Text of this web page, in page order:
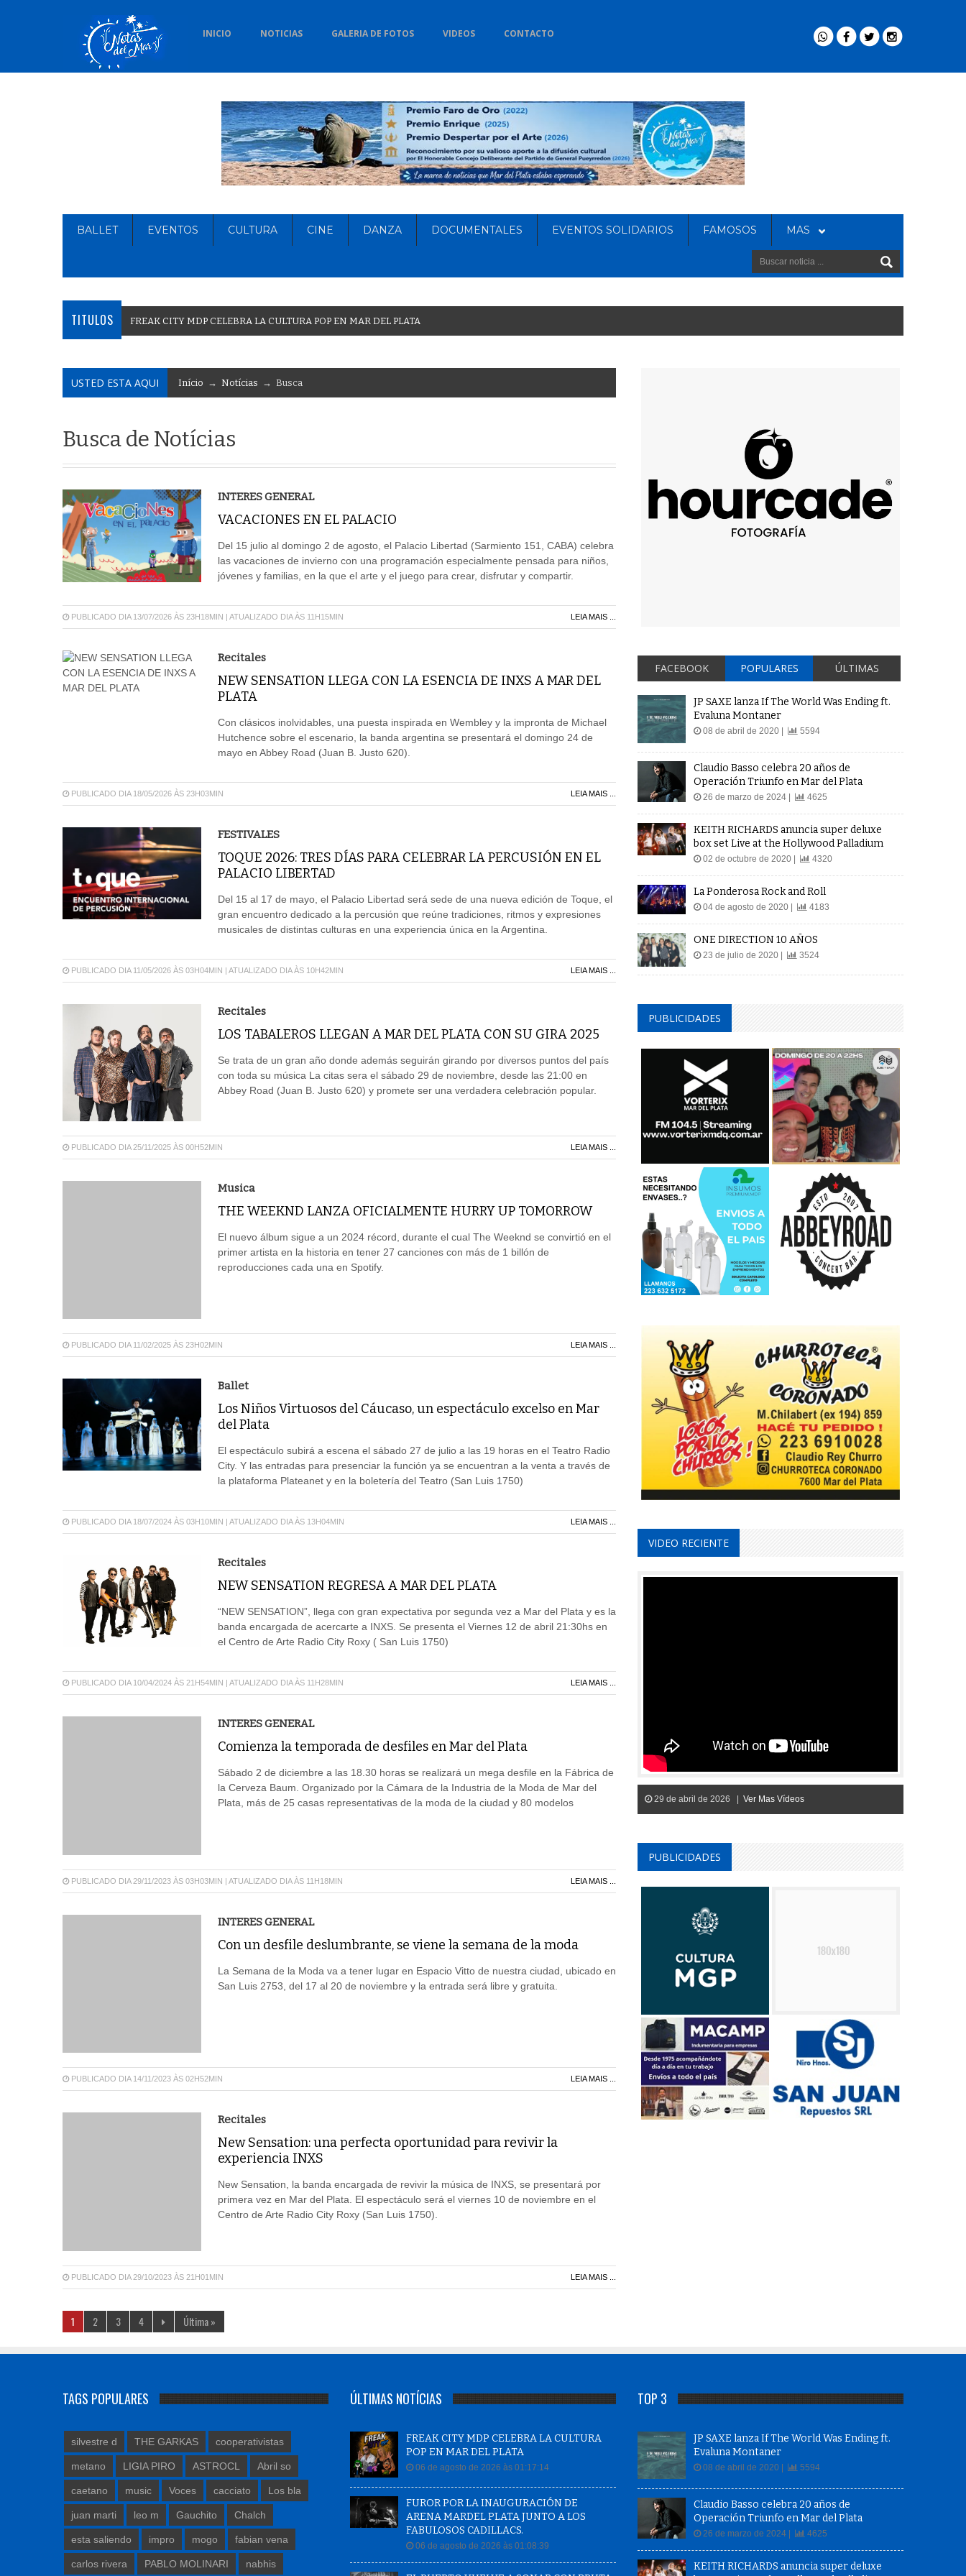
INICIO NOTICIAS GALERIA DE FOTOS VIDEOS CONTACTO
BALLET EVENTOS CULTURA CINE DANZA DOCUMENTALES EVENTOS SOLIDARIOS FAMOSOS MAS
TITULOS FREAK CITY MDP CELEBRA LA CULTURA POP EN MAR DEL PLATA
USTED ESTA AQUI Início → Notícias → Busca
Busca de Notícias
INTERES GENERAL
VACACIONES EN EL PALACIO
Del 15 julio al domingo 2 de agosto, el Palacio Libertad (Sarmiento 151, CABA) celebra
las vacaciones de invierno con una programación especialmente pensada para niños,
jóvenes y familias, en la que el arte y el juego para crear, disfrutar y compartir.
PUBLICADO DIA 13/07/2026 ÀS 23H18MIN | ATUALIZADO DIA ÀS 11H15MIN LEIA MAIS ...
Recitales
NEW SENSATION LLEGA CON LA ESENCIA DE INXS A MAR DEL
PLATA
Con clásicos inolvidables, una puesta inspirada en Wembley y la impronta de Michael
Hutchence sobre el escenario, la banda argentina se presentará el domingo 24 de
mayo en Abbey Road (Juan B. Justo 620).
PUBLICADO DIA 18/05/2026 ÀS 23H03MIN LEIA MAIS ...
FESTIVALES
TOQUE 2026: TRES DÍAS PARA CELEBRAR LA PERCUSIÓN EN EL
PALACIO LIBERTAD
Del 15 al 17 de mayo, el Palacio Libertad será sede de una nueva edición de Toque, el
gran encuentro dedicado a la percusión que reúne tradiciones, ritmos y expresiones
musicales de distintas culturas en una experiencia única en la Argentina.
PUBLICADO DIA 11/05/2026 ÀS 03H04MIN | ATUALIZADO DIA ÀS 10H42MIN LEIA MAIS ...
Recitales
LOS TABALEROS LLEGAN A MAR DEL PLATA CON SU GIRA 2025
Se trata de un gran año donde además seguirán girando por diversos puntos del país
con toda su música La citas sera el sábado 29 de noviembre, desde las 21:00 en
Abbey Road (Juan B. Justo 620) y promete ser una verdadera celebración popular.
PUBLICADO DIA 25/11/2025 ÀS 00H52MIN LEIA MAIS ...
Musica
THE WEEKND LANZA OFICIALMENTE HURRY UP TOMORROW
El nuevo álbum sigue a un 2024 récord, durante el cual The Weeknd se convirtió en el
primer artista en la historia en tener 27 canciones con más de 1 billón de
reproducciones cada una en Spotify.
PUBLICADO DIA 11/02/2025 ÀS 23H02MIN LEIA MAIS ...
Ballet
Los Niños Virtuosos del Cáucaso, un espectáculo excelso en Mar
del Plata
El espectáculo subirá a escena el sábado 27 de julio a las 19 horas en el Teatro Radio
City. Y las entradas para presenciar la función ya se encuentran a la venta a través de
la plataforma Plateanet y en la boletería del Teatro (San Luis 1750)
PUBLICADO DIA 18/07/2024 ÀS 03H10MIN | ATUALIZADO DIA ÀS 13H04MIN LEIA MAIS ...
Recitales
NEW SENSATION REGRESA A MAR DEL PLATA
“NEW SENSATION”, llega con gran expectativa por segunda vez a Mar del Plata y es la
banda encargada de acercarte a INXS. Se presenta el Viernes 12 de abril 21:30hs en
el Centro de Arte Radio City Roxy ( San Luis 1750)
PUBLICADO DIA 10/04/2024 ÀS 21H54MIN | ATUALIZADO DIA ÀS 11H28MIN LEIA MAIS ...
INTERES GENERAL
Comienza la temporada de desfiles en Mar del Plata
Sábado 2 de diciembre a las 18.30 horas se realizará un mega desfile en la Fábrica de
la Cerveza Baum. Organizado por la Cámara de la Industria de la Moda de Mar del
Plata, más de 25 casas representativas de la moda de la ciudad y 80 modelos
PUBLICADO DIA 29/11/2023 ÀS 03H03MIN | ATUALIZADO DIA ÀS 11H18MIN LEIA MAIS ...
INTERES GENERAL
Con un desfile deslumbrante, se viene la semana de la moda
La Semana de la Moda va a tener lugar en Espacio Vitto de nuestra ciudad, ubicado en
San Luis 2753, del 17 al 20 de noviembre y la entrada será libre y gratuita.
PUBLICADO DIA 14/11/2023 ÀS 02H52MIN LEIA MAIS ...
Recitales
New Sensation: una perfecta oportunidad para revivir la
experiencia INXS
New Sensation, la banda encargada de revivir la música de INXS, se presentará por
primera vez en Mar del Plata. El espectáculo será el viernes 10 de noviembre en el
Centro de Arte Radio City Roxy (San Luis 1750).
PUBLICADO DIA 29/10/2023 ÀS 21H01MIN LEIA MAIS ...
1 2 3 4 Última »
FACEBOOK POPULARES ÚLTIMAS
JP SAXE lanza If The World Was Ending ft.
Evaluna Montaner
08 de abril de 2020 | 5594
Claudio Basso celebra 20 años de
Operación Triunfo en Mar del Plata
26 de marzo de 2024 | 4625
KEITH RICHARDS anuncia super deluxe
box set Live at the Hollywood Palladium
02 de octubre de 2020 | 4320
La Ponderosa Rock and Roll
04 de agosto de 2020 | 4183
ONE DIRECTION 10 AÑOS
23 de julio de 2020 | 3524
PUBLICIDADES
VIDEO RECIENTE
29 de abril de 2026 | Ver Mas Vídeos
PUBLICIDADES
TAGS POPULARES
silvestre d THE GARKAS cooperativistas
metano LIGIA PIRO ASTROCL Abril so
caetano music Voces cacciato Los bla
juan marti leo m Gauchito Chalch
esta saliendo impro mogo fabian vena
carlos rivera PABLO MOLINARI nabhis
ÚLTIMAS NOTÍCIAS
FREAK CITY MDP CELEBRA LA CULTURA
POP EN MAR DEL PLATA
06 de agosto de 2026 às 01:17:14
FUROR POR LA INAUGURACIÓN DE
ARENA MARDEL PLATA JUNTO A LOS
FABULOSOS CADILLACS.
06 de agosto de 2026 às 01:08:39
TOP 3
JP SAXE lanza If The World Was Ending ft.
Evaluna Montaner
08 de abril de 2020 | 5594
Claudio Basso celebra 20 años de
Operación Triunfo en Mar del Plata
26 de marzo de 2024 | 4625
KEITH RICHARDS anuncia super deluxe